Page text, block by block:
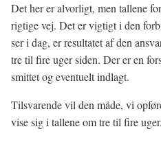
Det her er alvorligt, men tallene
rigtige vej. Det er vigtigt i den
ser i dag, er resultatet af den
tre til fire uger siden. Der er en
smittet og eventuelt indlagt.
Tilsvarende vil den måde, vi
vise sig i tallene om tre til fire uger.